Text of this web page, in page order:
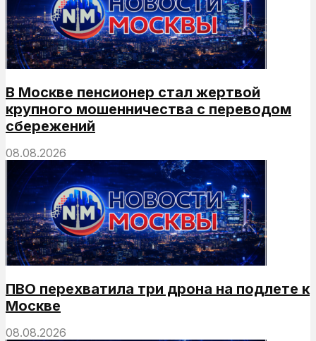
В Москве пенсионер стал жертвой
крупного мошенничества с переводом
сбережений
08.08.2026
ПВО перехватила три дрона на подлете к
Москве
08.08.2026